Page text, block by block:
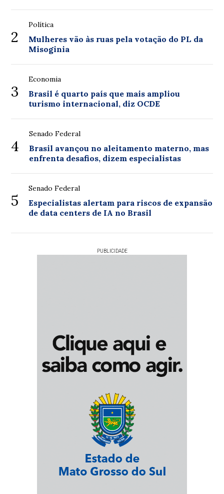
2
Política
Mulheres vão às ruas pela votação do PL da
Misoginia
3
Economia
Brasil é quarto país que mais ampliou
turismo internacional, diz OCDE
4
Senado Federal
Brasil avançou no aleitamento materno, mas
enfrenta desafios, dizem especialistas
5
Senado Federal
Especialistas alertam para riscos de expansão
de data centers de IA no Brasil
PUBLICIDADE